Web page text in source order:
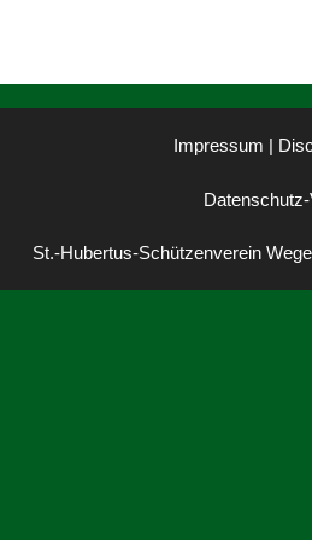
Impressum |
St.-Hubertus-Schützenverein